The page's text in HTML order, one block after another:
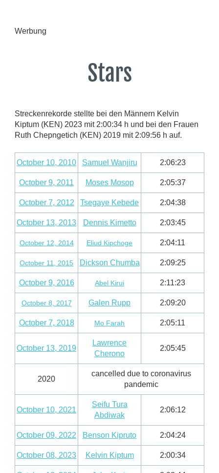
Werbung
Stars
Streckenrekorde stellte bei den Männern Kelvin
Kiptum (KEN) 2023 mit 2:00:34 h und bei den Frauen
Ruth Chepngetich (KEN) 2019 mit 2:09:56 h auf.
October 10, 2010 Samuel Wanjiru 2:06:23
October 9, 2011 Moses Mosop 2:05:37
October 7, 2012 Tsegaye Kebede 2:04:38
October 13, 2013 Dennis Kimetto 2:03:45
October 12, 2014 Eliud Kipchoge 2:04:11
October 11, 2015 Dickson Chumba 2:09:25
October 9, 2016 Abel Kirui 2:11:23
October 8, 2017 Galen Rupp 2:09:20
October 7, 2018 Mo Farah 2:05:11
October 13, 2019
Lawrence
Cherono
2:05:45
2020
cancelled due to coronavirus
pandemic
October 10, 2021
Seifu Tura
Abdiwak
2:06:12
October 09, 2022 Benson Kipruto 2:04:24
October 08, 2023 Kelvin Kiptum 2:00:34